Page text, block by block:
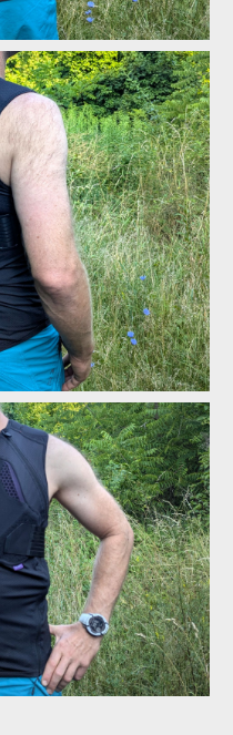
Form MX Spike Chest +
Form MX Spike Chest +
Form MX Spike Chest +
Form MX Spike Chest +
Form MX Spike Chest +
Form MX Spike Chest +
Form MX Spike Chest +
Form MX Spike Chest +
Form MX Spike Chest +